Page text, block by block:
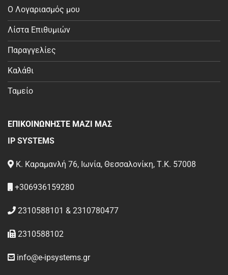
Ο Λογαριασμός μου
Λίστα Επιθυμιών
Παραγγελίες
Καλάθι
Ταμείο
ΕΠΙΚΟΙΝΩΝΗΣΤΕ ΜΑΖΙ ΜΑΣ
IP SYSTEMS
Κ. Καραμανλή 76, Ιωνία, Θεσσαλονίκη, Τ.Κ. 57008
+306936159280
2310588101 & 2310780477
2310588102
info@e-ipsystems.gr